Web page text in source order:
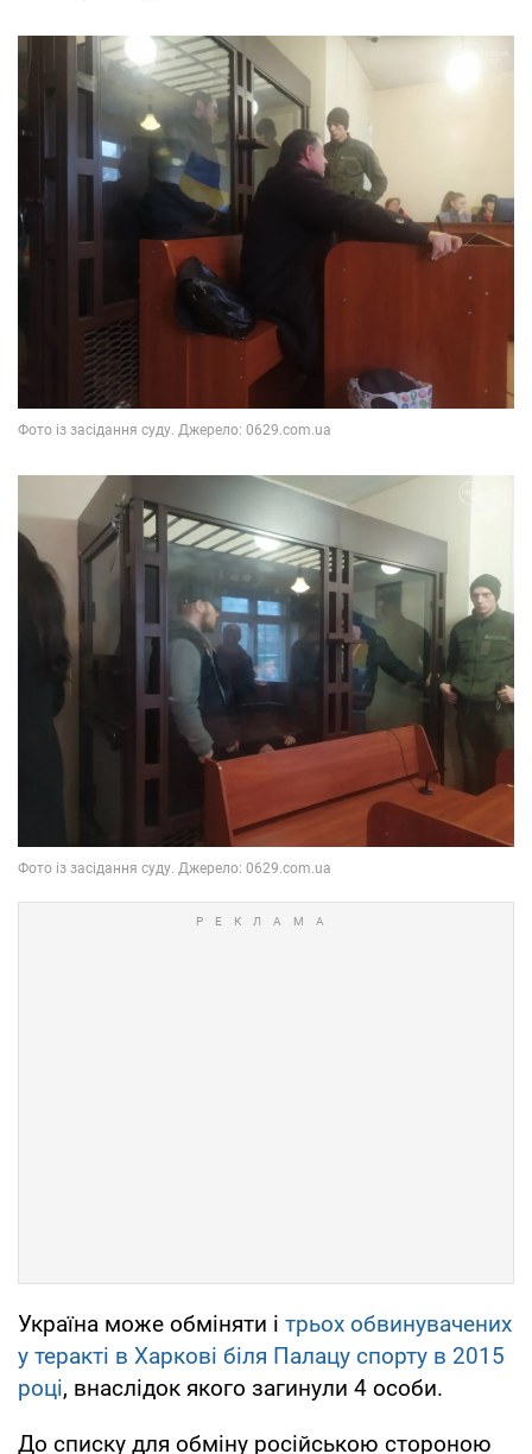
Україна може обміняти і трьох обвинувачених
у теракті в Харкові біля Палацу спорту в 2015
році, внаслідок якого загинули 4 особи.
До списку для обміну російською стороною